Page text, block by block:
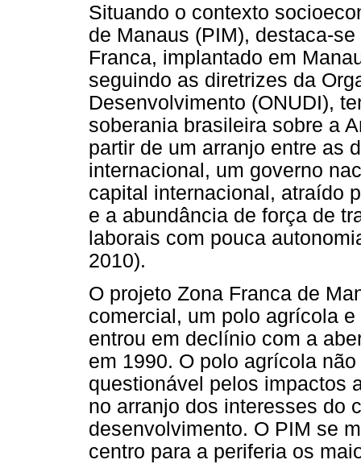
Situando o contexto
de Manaus (PIM), destaca-
Franca, implantado em
seguindo as diretrizes da
Desenvolvimento (ONUDI),
soberania brasileira sobre a
partir de um arranjo entre as
internacional, um governo
capital internacional, atraído
e a abundância de força de
laborais com pouca
2010).
O projeto Zona Franca de
comercial, um polo agrícola
entrou em declínio com a
em 1990. O polo agrícola
questionável pelos impactos
no arranjo dos interesses do
desenvolvimento. O PIM se
centro para a periferia os